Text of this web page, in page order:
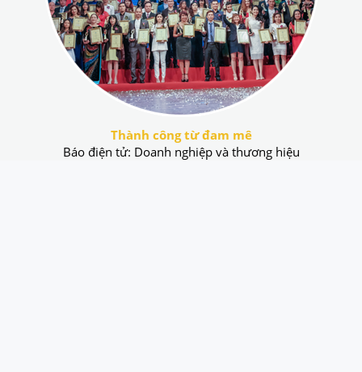
Thành công từ đam mê
Báo điện tử: Doanh nghiệp và thương hiệu